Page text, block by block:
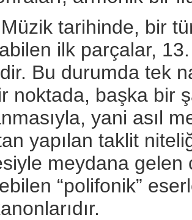
tarihinde, bir tür
ilk parçalar,
Bu durumda tek
noktada, başka bir
yani asıl
yapılan taklit
meydana
“polifonik”